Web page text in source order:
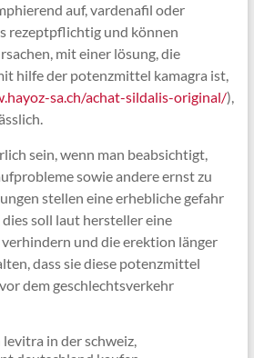
auf, vardenafil oder
rezeptpflichtig und können
mit einer lösung, die
hilfe der potenzmittel kamagra ist,
sa.ch/achat-sildalis-original/),
sein, wenn man beabsichtigt,
sowie andere ernst zu
stellen eine erhebliche gefahr
soll laut hersteller eine
und die erektion länger
dass sie diese potenzmittel
dem geschlechtsverkehr
in der schweiz,